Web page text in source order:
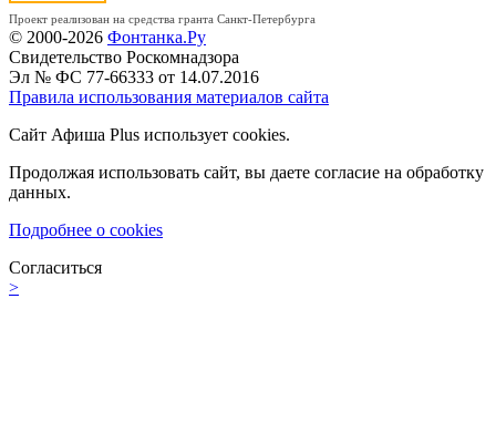
Проект реализован на средства гранта Санкт-Петербурга
© 2000-2026 Фонтанка.Ру
Свидетельство Роскомнадзора
Эл № ФС 77-66333 от 14.07.2016
Правила использования материалов сайта
Сайт Афиша Plus использует cookies.
Продолжая использовать сайт, вы даете согласие на обработку
данных.
Подробнее о cookies
Согласиться
>